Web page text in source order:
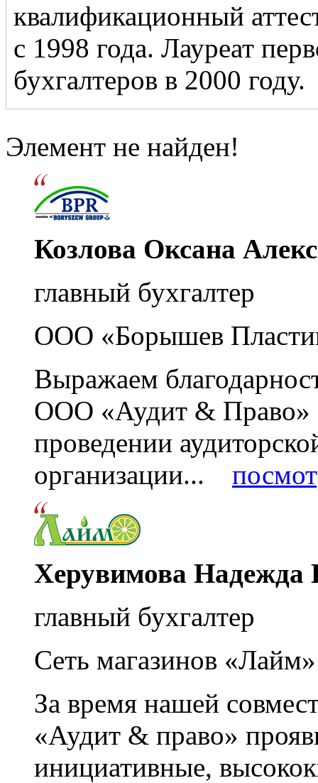
квалификационный
с 1998 года. Лауреат
бухгалтеров в 2000 году.
Элемент не найден!
Козлова Оксана
главный бухгалтер
ООО «Борышев
Выражаем
ООО «Аудит & Право»
проведении
организации...
Херувимова Надежда
главный бухгалтер
Сеть магазинов «Лайм»
За время нашей
«Аудит & право»
инициативные,